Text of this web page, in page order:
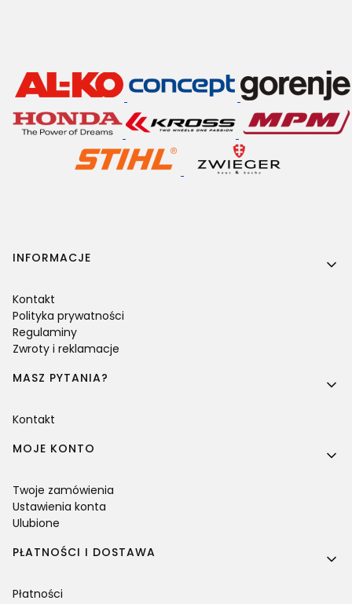
Linki w stopce
INFORMACJE
Kontakt
Polityka prywatności
Regulaminy
Zwroty i reklamacje
MASZ PYTANIA?
Kontakt
MOJE KONTO
Twoje zamówienia
Ustawienia konta
Ulubione
PŁATNOŚCI I DOSTAWA
Płatności